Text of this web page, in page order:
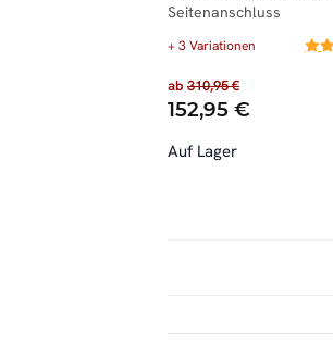
Seitenanschluss
+ 3 Variationen
ab 310,95 €
152,95 €
Auf Lager